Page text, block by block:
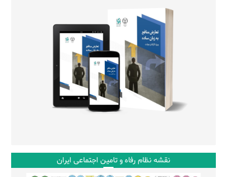
نقشه نظام رفاه و تامین اجتماعی ایران